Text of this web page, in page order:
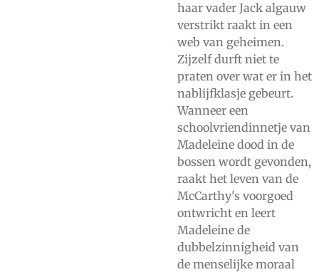
haar vader Jack algauw
verstrikt raakt in een
web van geheimen.
Zijzelf durft niet te
praten over wat er in het
nablijfklasje gebeurt.
Wanneer een
schoolvriendinnetje van
Madeleine dood in de
bossen wordt gevonden,
raakt het leven van de
McCarthy's voorgoed
ontwricht en leert
Madeleine de
dubbelzinnigheid van
de menselijke moraal